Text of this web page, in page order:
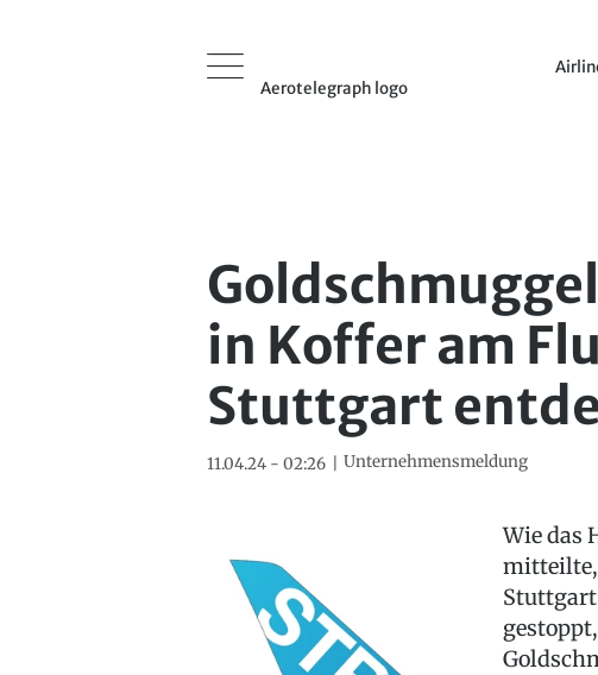
Aerotelegraph logo
in Koffer am
Stuttgart
11.04.24 - 02:26 Unternehmensmeldung
Wie das